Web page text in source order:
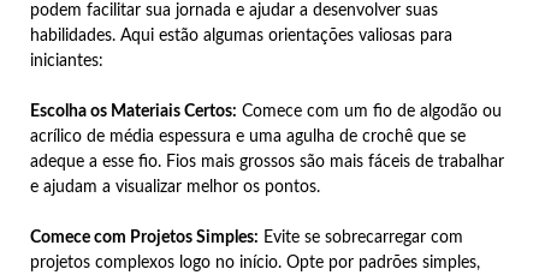
podem facilitar sua jornada e ajudar a desenvolver suas
habilidades. Aqui estão algumas orientações valiosas para
iniciantes:
Escolha os Materiais Certos: Comece com um fio de algodão ou
acrílico de média espessura e uma agulha de crochê que se
adeque a esse fio. Fios mais grossos são mais fáceis de trabalhar
e ajudam a visualizar melhor os pontos.
Comece com Projetos Simples: Evite se sobrecarregar com
projetos complexos logo no início. Opte por padrões simples,